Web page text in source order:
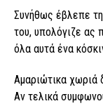
Συνήθως έβλεπε
του, υπολόγιζε ας
όλα αυτά ένα
Αμαριώτικα χωριά
Αν τελικά